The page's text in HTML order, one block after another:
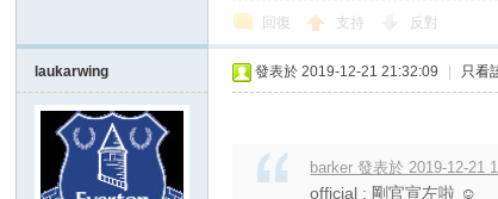
回復 支持 反對
laukarwing 發表於 2019-12-21 21:32:09 只看
barker 發表於 2019-12-21
official : 剛官宣左啦 ☺